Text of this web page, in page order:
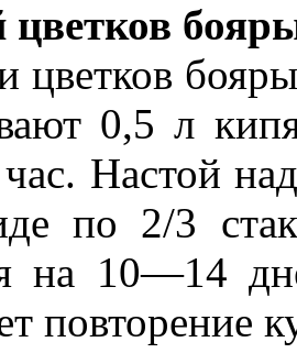
цветков
цветков
0,5 л
час. Настой
по 2/3
на 10—14
повторение